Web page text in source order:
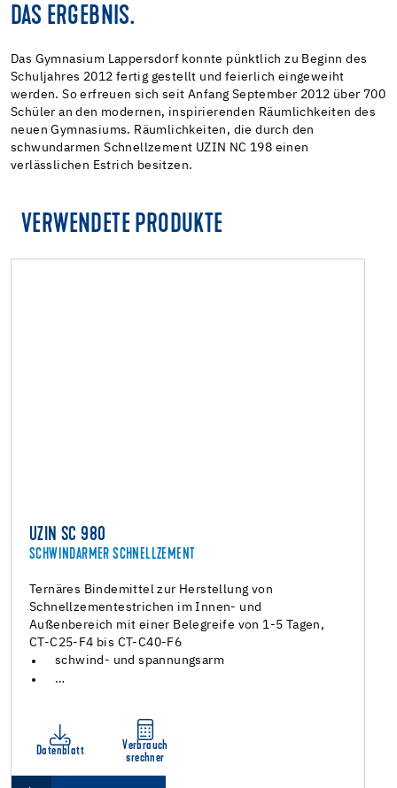
DAS ERGEBNIS.
Das Gymnasium Lappersdorf konnte pünktlich zu Beginn des
Schuljahres 2012 fertig gestellt und feierlich eingeweiht
werden. So erfreuen sich seit Anfang September 2012 über 700
Schüler an den modernen, inspirierenden Räumlichkeiten des
neuen Gymnasiums. Räumlichkeiten, die durch den
schwundarmen Schnellzement UZIN NC 198 einen
verlässlichen Estrich besitzen.
VERWENDETE PRODUKTE
UZIN SC 980
SCHWINDARMER SCHNELLZEMENT
Ternäres Bindemittel zur Herstellung von
Schnellzementestrichen im Innen- und
Außenbereich mit einer Belegreife von 1-5 Tagen,
CT-C25-F4 bis CT-C40-F6
schwind- und spannungsarm
…
Datenblatt
Verbrauch
srechner